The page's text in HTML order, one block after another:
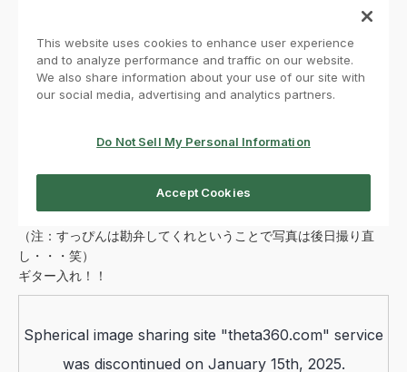
（注：すっぴんは勘弁してくれということで写真は後日撮り直
し・・・笑）
ギター入れ！！